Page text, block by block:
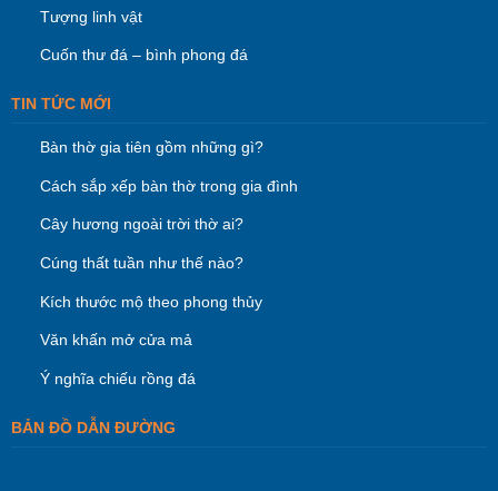
Tượng linh vật
Cuốn thư đá – bình phong đá
TIN TỨC MỚI
Bàn thờ gia tiên gồm những gì?
Cách sắp xếp bàn thờ trong gia đình
Cây hương ngoài trời thờ ai?
Cúng thất tuần như thế nào?
Kích thước mộ theo phong thủy
Văn khấn mở cửa mả
Ý nghĩa chiếu rồng đá
BẢN ĐỒ DẪN ĐƯỜNG